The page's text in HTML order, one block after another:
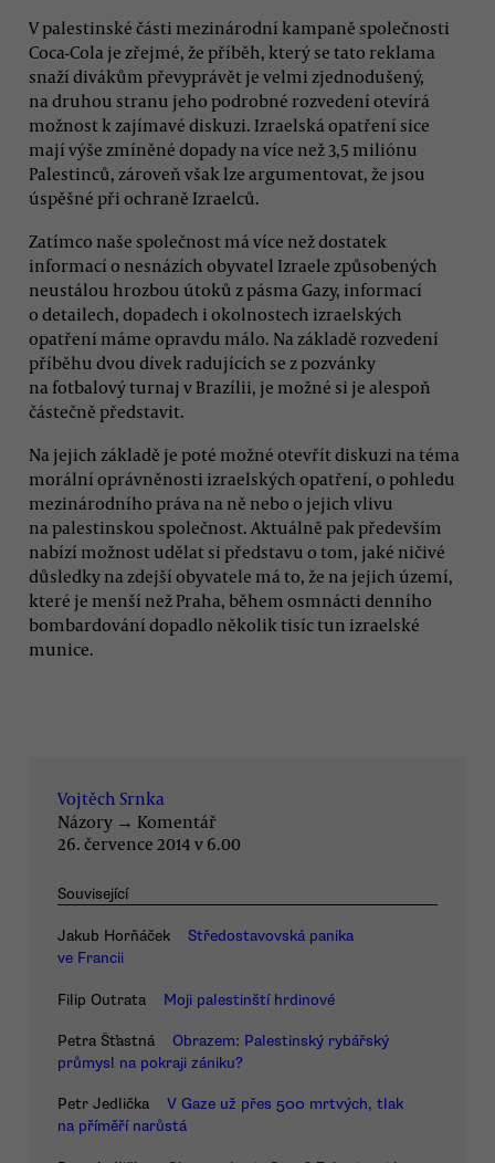
V palestinské části mezinárodní kampaně společnosti
Coca-Cola je zřejmé, že příběh, který se tato reklama
snaží divákům převyprávět je velmi zjednodušený,
na druhou stranu jeho podrobné rozvedení otevírá
možnost k zajímavé diskuzi. Izraelská opatření sice
mají výše zmíněné dopady na více než 3,5 miliónu
Palestinců, zároveň však lze argumentovat, že jsou
úspěšné při ochraně Izraelců.
Zatímco naše společnost má více než dostatek
informací o nesnázích obyvatel Izraele způsobených
neustálou hrozbou útoků z pásma Gazy, informací
o detailech, dopadech i okolnostech izraelských
opatření máme opravdu málo. Na základě rozvedení
příběhu dvou dívek radujících se z pozvánky
na fotbalový turnaj v Brazílii, je možné si je alespoň
částečně představit.
Na jejich základě je poté možné otevřít diskuzi na téma
morální oprávněnosti izraelských opatření, o pohledu
mezinárodního práva na ně nebo o jejich vlivu
na palestinskou společnost. Aktuálně pak především
nabízí možnost udělat si představu o tom, jaké ničivé
důsledky na zdejší obyvatele má to, že na jejich území,
které je menší než Praha, během osmnácti denního
bombardování dopadlo několik tisíc tun izraelské
munice.
Vojtěch Srnka
Názory → Komentář
26. července 2014 v 6.00
Související
Jakub Horňáček
Středostavovská panika
ve Francii
Filip Outrata Moji palestinští hrdinové
Petra Šťastná
Obrazem: Palestinský rybářský
průmysl na pokraji zániku?
Petr Jedlička
V Gaze už přes 500 mrtvých, tlak
na příměří narůstá